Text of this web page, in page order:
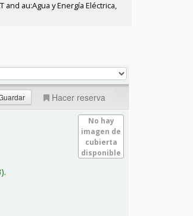
au:Agua y Energía Eléctrica,
Hacer reserva
No hay
imagen de
cubierta
disponible